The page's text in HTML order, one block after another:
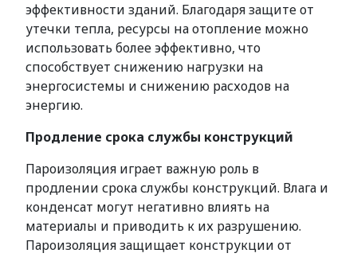
эффективности зданий. Благодаря защите от
утечки тепла, ресурсы на отопление можно
использовать более эффективно, что
способствует снижению нагрузки на
энергосистемы и снижению расходов на
энергию.
Продление срока службы конструкций
Пароизоляция играет важную роль в
продлении срока службы конструкций. Влага и
конденсат могут негативно влиять на
материалы и приводить к их разрушению.
Пароизоляция защищает конструкции от